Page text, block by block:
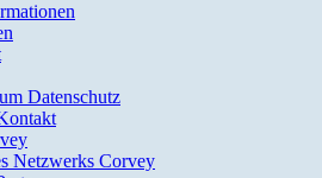
Datenschutz
Netzwerks Corvey